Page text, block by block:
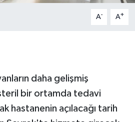
A- A+
daha gelişmiş
bir ortamda tedavi
hastanenin açılacağı tarih